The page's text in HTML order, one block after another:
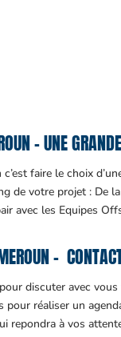
– UNE
faire le choix
de votre projet : De
avec les Equipes
–
discuter avec
réaliser un
repondra à vos